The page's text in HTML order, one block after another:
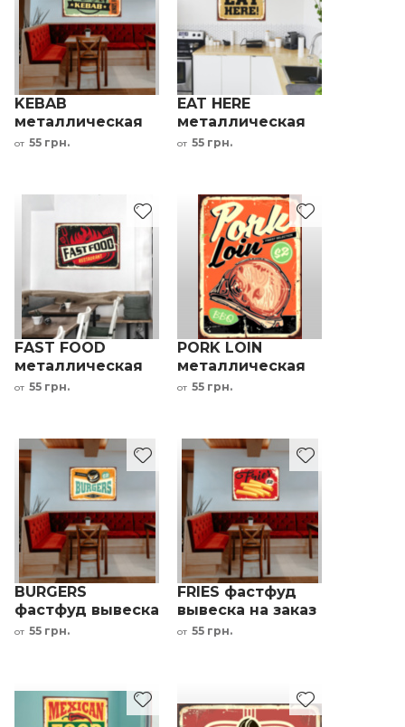
KEBAB
металлическая
табличка для
от 55 грн.
EAT HERE
металлическая
табличка в
от 55 грн.
FAST FOOD
металлическая
табличка для
от 55 грн.
PORK LOIN
металлическая
табличка для
от 55 грн.
BURGERS
фастфуд вывеска
на заказ
от 55 грн.
FRIES фастфуд
вывеска на заказ
от 55 грн.